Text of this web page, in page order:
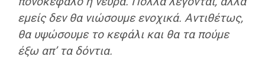
εμείς δεν θα νιώσουμε ενοχικά. Αντιθέτως,
θα υψώσουμε το κεφάλι και θα τα πούμε
έξω απ’ τα δόντια.